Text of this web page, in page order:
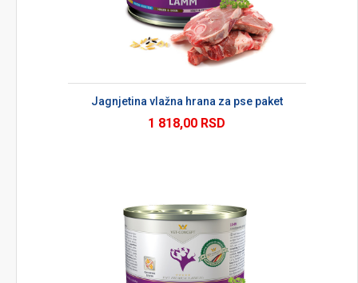
Jagnjetina vlažna hrana za pse paket
1 818,00 RSD